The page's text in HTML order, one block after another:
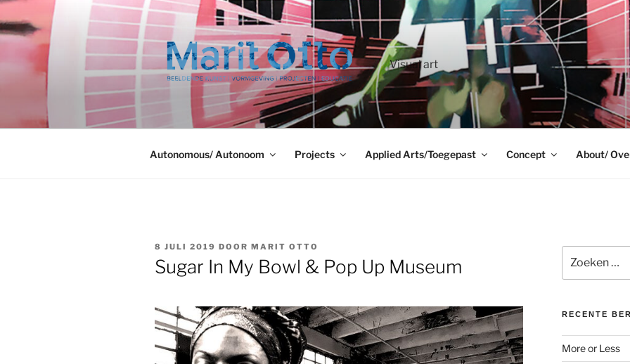
Ga
naar
de
Visual art
Autonomous/ Autonoom Projects Applied Arts/Toegepast Concept About/
GEPLAATST
OP
8 JULI 2019 DOOR MARIT OTTO
Sugar In My Bowl & Pop Up Museum
naar:
RECENTE
More or Less